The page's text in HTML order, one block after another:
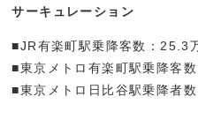
サーキュレーション
■JR有楽町駅乗降客数：25.3
■東京メトロ有楽町駅乗降客
■東京メトロ日比谷駅乗降者